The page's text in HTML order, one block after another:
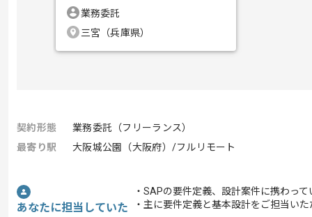
業務委託
三宮（兵庫県）
契約形態
業務委託（フリーランス）
最寄り駅
大阪城公園（大阪府）/フルリモート
あなたに担当していた
・SAPの要件定義、設計案件に携わっ
・主に要件定義と基本設計をご担当い